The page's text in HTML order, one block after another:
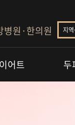
병원·한의원 지
어트 두